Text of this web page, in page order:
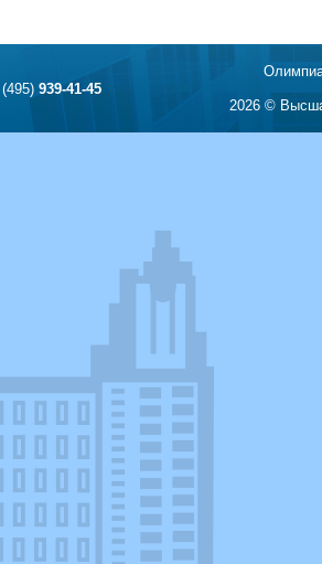
(495)939-41-45
2026 ©